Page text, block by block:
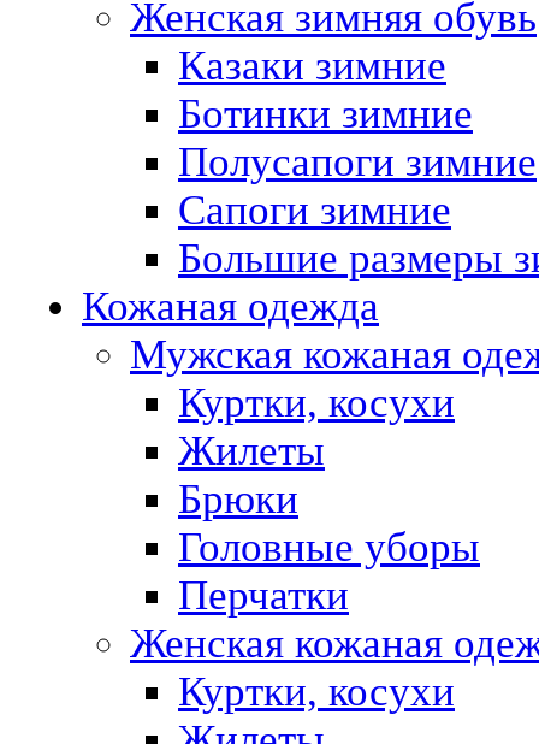
Женская зимняя обувь
Казаки зимние
Ботинки зимние
Полусапоги зимние
Сапоги зимние
Большие размеры
Кожаная одежда
Мужская кожаная
Куртки, косухи
Жилеты
Брюки
Головные уборы
Перчатки
Женская кожаная
Куртки, косухи